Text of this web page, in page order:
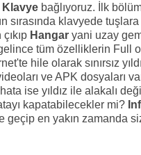
Klavye bağlıyoruz. İlk
sırasında klavyede
Hangar yani uzay
tüm özelliklerin Full
hile olarak sınırsız
ve APK dosyaları
ise yıldız ile alakalı
kapatabilecekler mi?
geçip en yakın zamanda